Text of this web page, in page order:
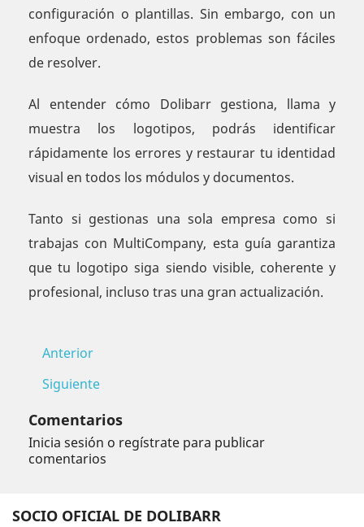
configuración o plantillas. Sin embargo, con un
enfoque ordenado, estos problemas son fáciles
de resolver.
Al entender cómo Dolibarr gestiona, llama y
muestra los logotipos, podrás identificar
rápidamente los errores y restaurar tu identidad
visual en todos los módulos y documentos.
Tanto si gestionas una sola empresa como si
trabajas con MultiCompany, esta guía garantiza
que tu logotipo siga siendo visible, coherente y
profesional, incluso tras una gran actualización.
Anterior
Siguiente
Comentarios
Inicia sesión o regístrate para publicar
comentarios
SOCIO OFICIAL DE DOLIBARR